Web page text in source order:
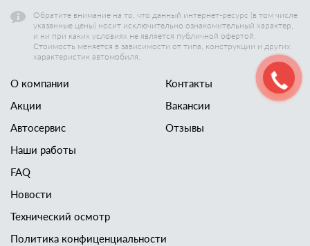
Обратите внимание на то, что данный интернет-ресурс (в том числе
указанные цены) носит исключительно ознакомительный характер,
и ни при каких условиях не является публичной офертой.
Стоимость меняется в зависимости от типа, конструкции и других
характеристик автомобиля.
О компании
Акции
Автосервис
Наши работы
Контакты
Вакансии
Отзывы
FAQ
Новости
Технический осмотр
Политика конфиценциальности